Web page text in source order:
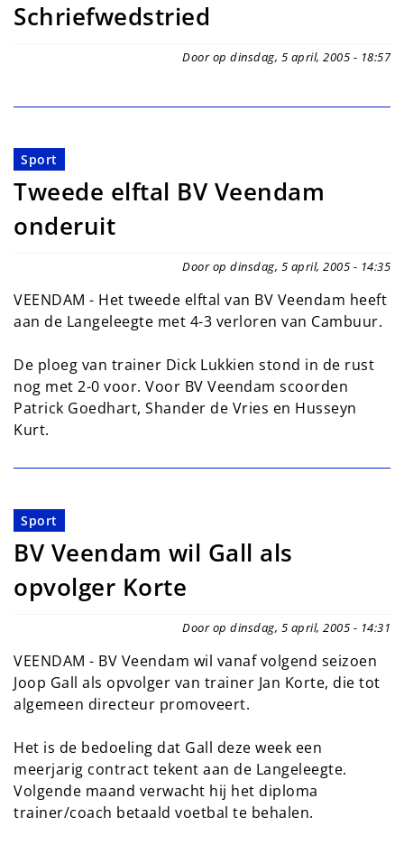
Schriefwedstried
Door op dinsdag, 5 april, 2005 - 18:57
Sport
Tweede elftal BV Veendam
onderuit
Door op dinsdag, 5 april, 2005 - 14:35
VEENDAM - Het tweede elftal van BV Veendam heeft
aan de Langeleegte met 4-3 verloren van Cambuur.
De ploeg van trainer Dick Lukkien stond in de rust
nog met 2-0 voor. Voor BV Veendam scoorden
Patrick Goedhart, Shander de Vries en Husseyn
Kurt.
Sport
BV Veendam wil Gall als
opvolger Korte
Door op dinsdag, 5 april, 2005 - 14:31
VEENDAM - BV Veendam wil vanaf volgend seizoen
Joop Gall als opvolger van trainer Jan Korte, die tot
algemeen directeur promoveert.
Het is de bedoeling dat Gall deze week een
meerjarig contract tekent aan de Langeleegte.
Volgende maand verwacht hij het diploma
trainer/coach betaald voetbal te behalen.